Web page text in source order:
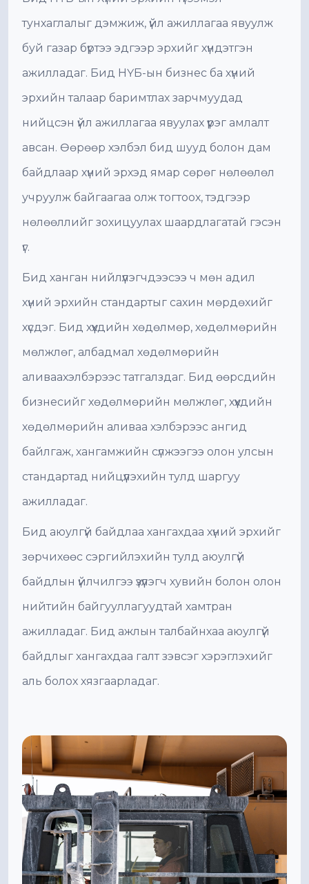
тунхаглалыг дэмжиж, үйл ажиллагаа явуулж
буй газар бүртээ эдгээр эрхийг хүндэтгэн
ажилладаг. Бид НҮБ-ын бизнес ба хүний
эрхийн талаар баримтлах зарчмуудад
нийцсэн үйл ажиллагаа явуулах үүрэг амлалт
авсан. Өөрөөр хэлбэл бид шууд болон дам
байдлаар хүний эрхэд ямар сөрөг нөлөөлөл
учруулж байгаагаа олж тогтоох, тэдгээр
нөлөөллийг зохицуулах шаардлагатай гэсэн
үг.
Бид ханган нийлүүлэгчдээсээ ч мөн адил
хүний эрхийн стандартыг сахин мөрдөхийг
хүсдэг. Бид хүүхдийн хөдөлмөр, хөдөлмөрийн
мөлжлөг, албадмал хөдөлмөрийн
аливаахэлбэрээс татгалздаг. Бид өөрсдийн
бизнесийг хөдөлмөрийн мөлжлөг, хүүхдийн
хөдөлмөрийн аливаа хэлбэрээс ангид
байлгаж, хангамжийн сүлжээгээ олон улсын
стандартад нийцүүлэхийн тулд шаргуу
ажилладаг.
Бид аюулгүй байдлаа хангахдаа хүний эрхийг
зөрчихөөс сэргийлэхийн тулд аюулгүй
байдлын үйлчилгээ үзүүлэгч хувийн болон олон
нийтийн байгууллагуудтай хамтран
ажилладаг. Бид ажлын талбайнхаа аюулгүй
байдлыг хангахдаа галт зэвсэг хэрэглэхийг
аль болох хязгаарладаг.